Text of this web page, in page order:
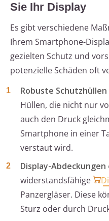
Sie Ihr Display
Es gibt verschiedene
Ihrem Smartphone-
gezielten Schutz und
potenzielle Schäden oft
Robuste
Hüllen, die nicht nur
auch den Druck
Smartphone in einer
verstaut wird.
Display-
widerstandsfähige
Panzergläser. Diese
Sturz oder durch